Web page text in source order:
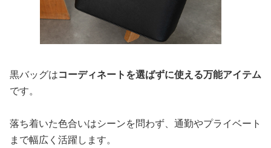
黒バッグはコーディネートを選ばずに使える万能アイテム
です。
落ち着いた色合いはシーンを問わず、通勤やプライベート
まで幅広く活躍します。